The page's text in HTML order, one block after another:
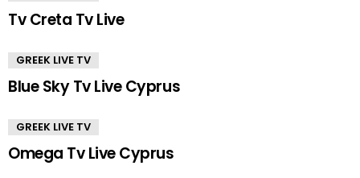
Tv Creta Tv Live
GREEK LIVE TV
Blue Sky Tv Live Cyprus
GREEK LIVE TV
Omega Tv Live Cyprus